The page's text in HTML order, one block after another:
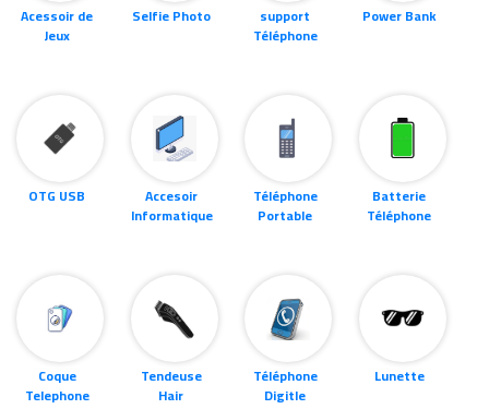
Acessoir de
Jeux
Selfie Photo support
Téléphone
Power Bank
OTG USB Accesoir
Informatique
Téléphone
Portable
Batterie
Téléphone
Coque
Telephone
Tendeuse
Hair
Téléphone
Digitle
Lunette